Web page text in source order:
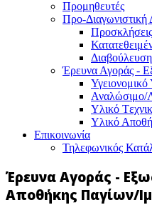
Προμηθευτές
Προ-Διαγωνιστική
Έρευνα Αγοράς -
Υγειονομικό
Αναλώσιμο/
Υλικό
Υλικό
Επικοινωνία
Τηλεφωνικός
Έρευνα Αγοράς -
Αποθήκης Παγίων/